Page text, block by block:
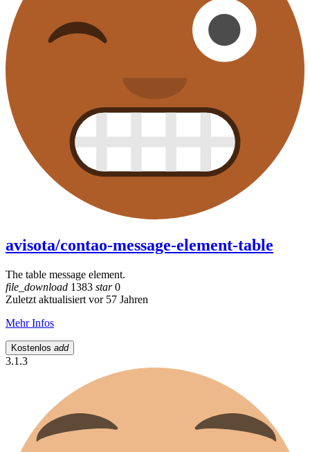
avisota/contao-message-element-table
The table message element.
file_download 1383 star0
Zuletzt aktualisiert vor 57 Jahren
Mehr Infos
Kostenlos add
3.1.3